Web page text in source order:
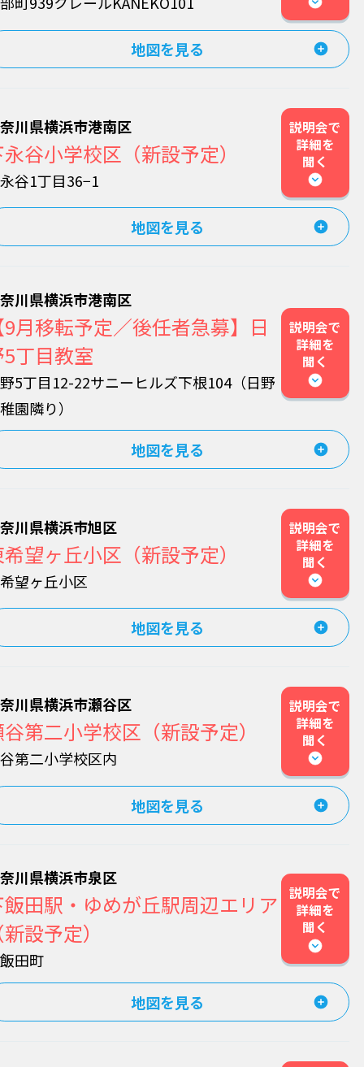
地図を見る
川県横浜市港南区
谷小学校区（新設予定）
谷1丁目36−1
説明会で
詳細を
聞く
地図を見る
川県横浜市港南区
月移転予定／後任者急募】日
丁目教室
5丁目12-22サニーヒルズ下根104（日野
園隣り）
説明会で
詳細を
聞く
地図を見る
川県横浜市旭区
望ヶ丘小区（新設予定）
望ヶ丘小区
説明会で
詳細を
聞く
地図を見る
川県横浜市瀬谷区
第二小学校区（新設予定）
第二小学校区内
説明会で
詳細を
聞く
地図を見る
川県横浜市泉区
田駅・ゆめが丘駅周辺エリア
設予定）
田町
説明会で
詳細を
聞く
地図を見る